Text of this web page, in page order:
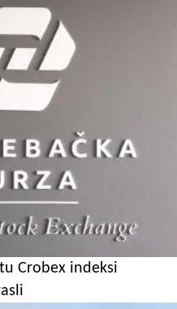
Crobex indeksi